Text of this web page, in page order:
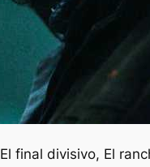
El final divisivo, El